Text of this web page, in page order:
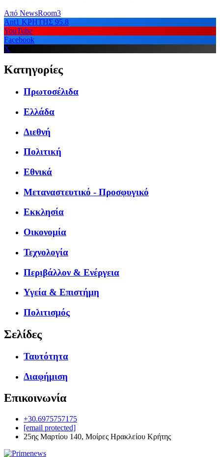
Από NewsRoom3
Ant1 ΚΡΗΤΗΣ 95.8
YouTube
Facebook
X
Κατηγορίες
Πρωτοσέλιδα
Ελλάδα
Διεθνή
Πολιτική
Εθνικά
Μεταναστευτικό - Προσφυγικό
Εκκλησία
Οικονομία
Τεχνολογία
Περιβάλλον & Ενέργεια
Υγεία & Επιστήμη
Πολιτισμός
Σελίδες
Ταυτότητα
Διαφήμιση
Επικοινωνία
+30.6975757175
[email protected]
25ης Μαρτίου 140, Μοίρες Ηρακλείου Κρήτης